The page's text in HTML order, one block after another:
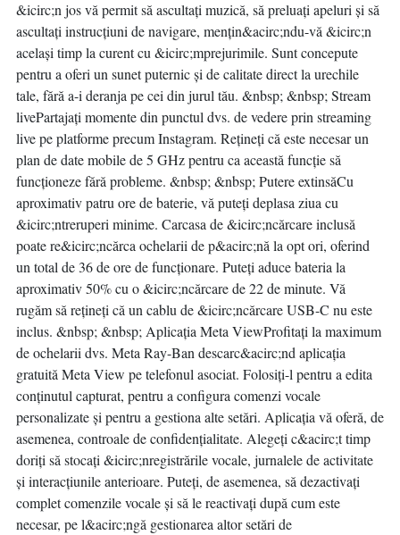
&icirc;n jos vă permit să ascultați muzică, să preluați apeluri și să
ascultați instrucțiuni de navigare, mențin&acirc;ndu-vă &icirc;n
același timp la curent cu &icirc;mprejurimile. Sunt concepute
pentru a oferi un sunet puternic și de calitate direct la urechile
tale, fără a-i deranja pe cei din jurul tău. &nbsp; &nbsp; Stream
livePartajați momente din punctul dvs. de vedere prin streaming
live pe platforme precum Instagram. Rețineți că este necesar un
plan de date mobile de 5 GHz pentru ca această funcție să
funcționeze fără probleme. &nbsp; &nbsp; Putere extinsăCu
aproximativ patru ore de baterie, vă puteți deplasa ziua cu
&icirc;ntreruperi minime. Carcasa de &icirc;ncărcare inclusă
poate re&icirc;ncărca ochelarii de p&acirc;nă la opt ori, oferind
un total de 36 de ore de funcționare. Puteți aduce bateria la
aproximativ 50% cu o &icirc;ncărcare de 22 de minute. Vă
rugăm să rețineți că un cablu de &icirc;ncărcare USB-C nu este
inclus. &nbsp; &nbsp; Aplicația Meta ViewProfitați la maximum
de ochelarii dvs. Meta Ray-Ban descarc&acirc;nd aplicația
gratuită Meta View pe telefonul asociat. Folosiți-l pentru a edita
conținutul capturat, pentru a configura comenzi vocale
personalizate și pentru a gestiona alte setări. Aplicația vă oferă, de
asemenea, controale de confidențialitate. Alegeți c&acirc;t timp
doriți să stocați &icirc;nregistrările vocale, jurnalele de activitate
și interacțiunile anterioare. Puteți, de asemenea, să dezactivați
complet comenzile vocale și să le reactivați după cum este
necesar, pe l&acirc;ngă gestionarea altor setări de